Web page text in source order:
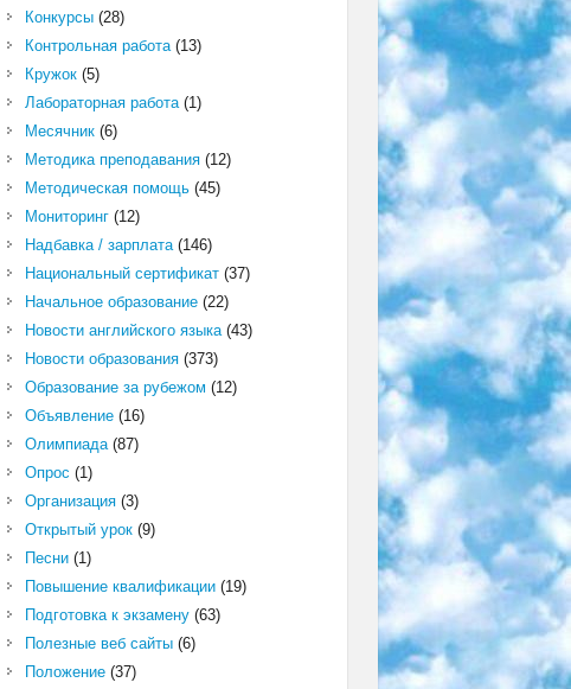
Конкурсы(28)
Контрольная работа(13)
Кружок(5)
Лабораторная работа(1)
Месячник(6)
Методика преподавания(12)
Методическая помощь(45)
Мониторинг(12)
Надбавка / зарплата(146)
Национальный сертификат(37)
Начальное образование(22)
Новости английского языка(43)
Новости образования(373)
Образование за рубежом (12)
Объявление(16)
Олимпиада(87)
Опрос (1)
Организация(3)
Открытый урок(9)
Песни(1)
Повышение квалификации(19)
Подготовка к экзамену(63)
Полезные веб сайты(6)
Положение(37)